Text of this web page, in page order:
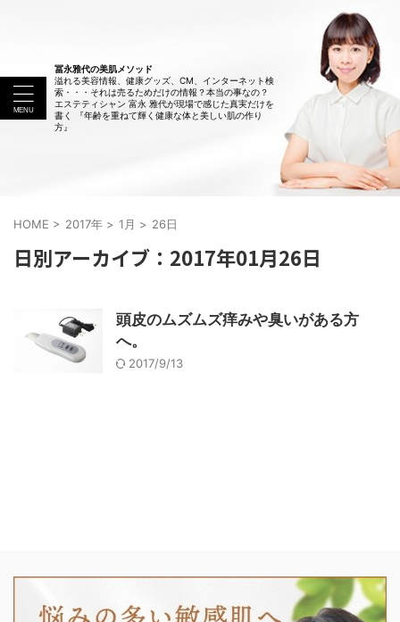
冨永雅代の美肌メソッド
溢れる美容情報、健康グッズ、CM、インターネット検
索・・・それは売るためだけの情報？本当の事なの？
エステティシャン 富永 雅代が現場で感じた真実だけを
書く 『年齢を重ねて輝く健康な体と美しい肌の作り
方』
HOME > 2017年 > 1月 > 26日
日別アーカイブ：2017年01月26日
頭皮のムズムズ痒みや臭いがある方
へ。
2017/9/13